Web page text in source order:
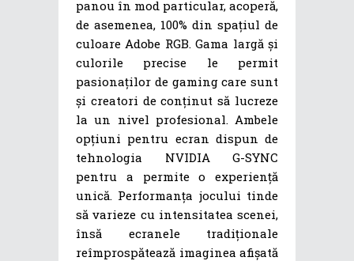
panou în mod particular, acoperă,
de asemenea, 100% din spațiul de
culoare Adobe RGB. Gama largă și
culorile precise le permit
pasionaților de gaming care sunt
și creatori de conținut să lucreze
la un nivel profesional. Ambele
opțiuni pentru ecran dispun de
tehnologia NVIDIA G-SYNC
pentru a permite o experiență
unică. Performanța jocului tinde
să varieze cu intensitatea scenei,
însă ecranele tradiționale
reîmprospătează imaginea afișată